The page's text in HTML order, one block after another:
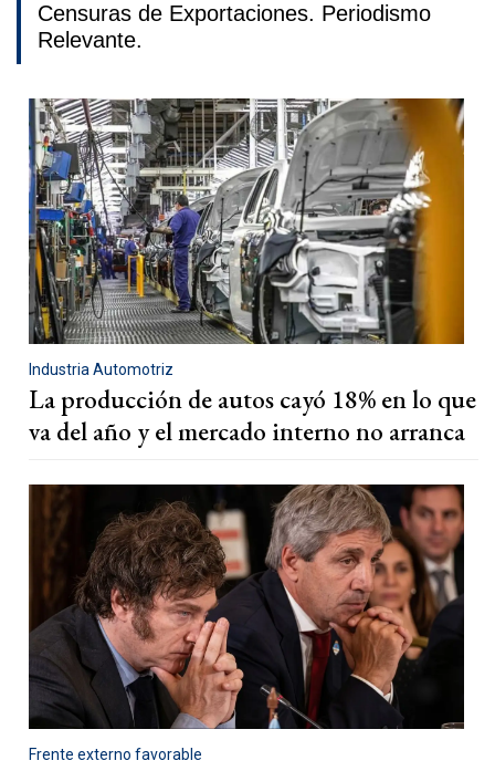
Censuras de Exportaciones. Periodismo
Relevante.
Industria Automotriz
La producción de autos cayó 18% en lo que
va del año y el mercado interno no arranca
Frente externo favorable